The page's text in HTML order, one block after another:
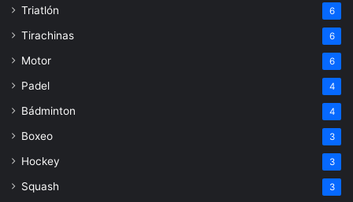
Triatlón 6
Tirachinas 6
Motor 6
Padel 4
Bádminton 4
Boxeo 3
Hockey 3
Squash 3